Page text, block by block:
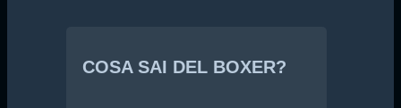
COSA SAI DEL BOXER?